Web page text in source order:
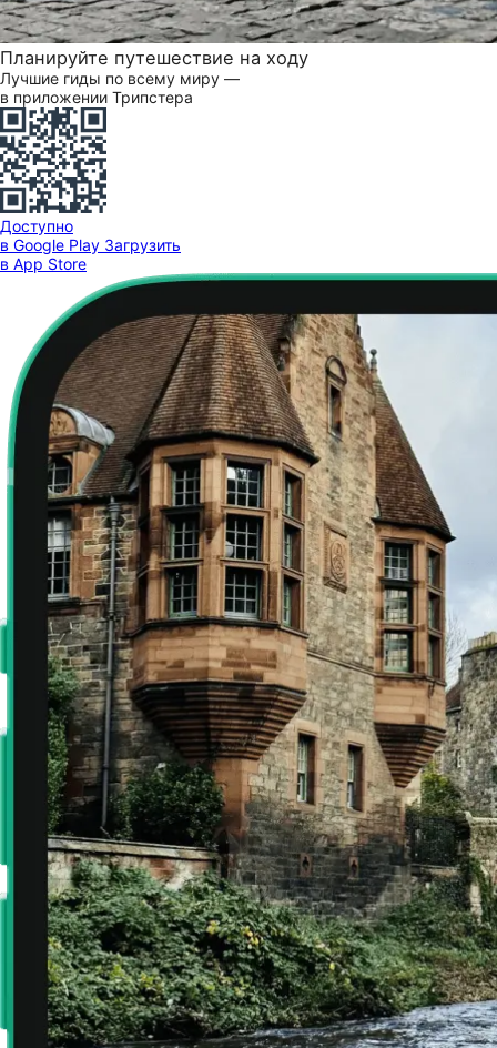
Планируйте путешествие на ходу
Лучшие гиды по всему миру —
в приложении Трипстера
Доступно
в Google Play Загрузить
в App Store